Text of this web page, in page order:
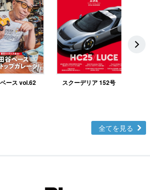
ース vol.62 スクーデリア 152号
全てを見る